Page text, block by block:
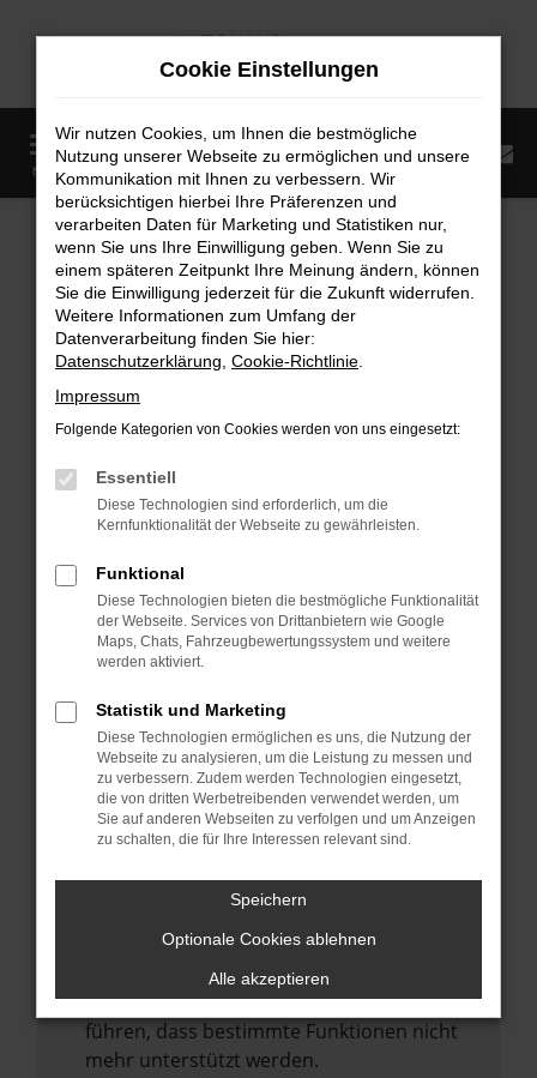
Zum
MENÜ
Startseite Fahrzeugangebote Fahrzeugmarkt
Fahrzeugmarkt
Fehler: Network Error
Beim Laden ist ein Fehler aufgetreten.
Hier sind ein paar Tipps, die dir helfen können:
Überprüfe deine Firewall und deine
Internetverbindung.
deine Suchmaschine?
Prüfe deine Browsererweiterungen.
Manche Erweiterungen, wie Werbeblocker,
können das Laden bestimmter Seiten
anderen Browser oder in einem privaten
Fenster?
Starte dein Gerät neu.
Das kann manchmal helfen,
vorübergehende Probleme zu beheben.
Stelle sicher, dass dein Browser und dein
Betriebssystem auf dem neuesten Stand
Veraltete Software birgt nicht nur ein
Sicherheitsrisiko, sondern kann auch dazu
führen, dass bestimmte Funktionen nicht
mehr unterstützt werden.
Cookie Einstellungen
Wir nutzen Cookies, um Ihnen die bestmögliche
Nutzung unserer Webseite zu ermöglichen und unsere
Kommunikation mit Ihnen zu verbessern. Wir
berücksichtigen hierbei Ihre Präferenzen und
verarbeiten Daten für Marketing und Statistiken nur,
wenn Sie uns Ihre Einwilligung geben. Wenn Sie zu
einem späteren Zeitpunkt Ihre Meinung ändern, können
Sie die Einwilligung jederzeit für die Zukunft widerrufen.
Weitere Informationen zum Umfang der
Datenverarbeitung finden Sie hier:
Datenschutzerklärung Cookie-Richtlinie
Impressum
Folgende Kategorien von Cookies werden von uns eingesetzt:
Essentiell
Diese Technologien sind erforderlich, um die
Kernfunktionalität der Webseite zu gewährleisten.
Funktional
Diese Technologien bieten die bestmögliche Funktionalität
der Webseite. Services von Drittanbietern wie Google
Maps, Chats, Fahrzeugbewertungssystem und weitere
werden aktiviert.
Statistik und Marketing
Diese Technologien ermöglichen es uns, die Nutzung der
Webseite zu analysieren, um die Leistung zu messen und
zu verbessern. Zudem werden Technologien eingesetzt,
die von dritten Werbetreibenden verwendet werden, um
Sie auf anderen Webseiten zu verfolgen und um Anzeigen
zu schalten, die für Ihre Interessen relevant sind.
Speichern
Optionale Cookies ablehnen
Alle akzeptieren